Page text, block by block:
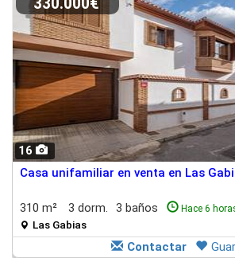
16
Casa unifamiliar en venta en Las
310 m² 3 dorm. 3 baños Hace 6
Las Gabias
Contactar